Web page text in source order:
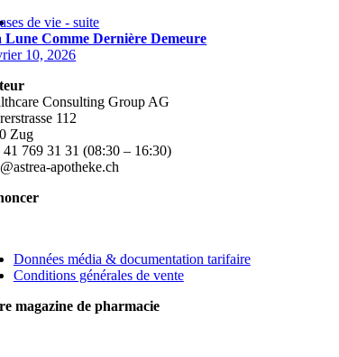
de vie - suite
Lune Comme Dernière Demeure
10, 2026
Consulting Group AG
112
Zug
41 769 31 31 (08:30 – 16:30)
apotheke.ch
Données média & documentation tarifaire
Conditions générales de vente
magazine de pharmacie